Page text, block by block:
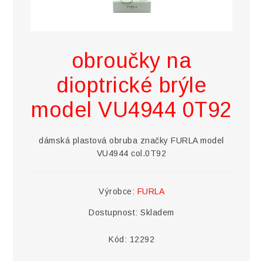
obroučky na
dioptrické brýle
model VU4944 0T92
dámská plastová obruba značky FURLA model
VU4944 col.0T92
Výrobce: FURLA
Dostupnost: Skladem
Kód: 12292